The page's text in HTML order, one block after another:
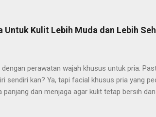
Untuk Kulit Lebih Muda dan Lebih
perawatan wajah khusus untuk pria.
sendiri kan? Ya, tapi facial khusus pria yang
dan menjaga agar kulit tetap bersih